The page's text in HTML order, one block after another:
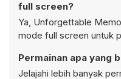
full screen?
Ya, Unforgettable
mode full screen untuk
Permainan apa yang
Jelajahi lebih banyak